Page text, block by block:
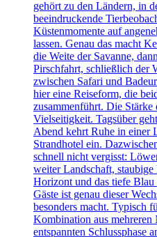
gehört zu den Ländern, in
beeindruckende
Küstenmomente auf
lassen. Genau das macht
die Weite der Savanne,
Pirschfahrt, schließlich der
zwischen Safari und
hier eine Reiseform, die
zusammenführt. Die
Vielseitigkeit. Tagsüber
Abend kehrt Ruhe in einer
Strandhotel ein.
schnell nicht vergisst:
weiter Landschaft,
Horizont und das tiefe Blau
Gäste ist genau dieser
besonders macht. Typisch
Kombination aus mehreren
entspannten Schlussphase